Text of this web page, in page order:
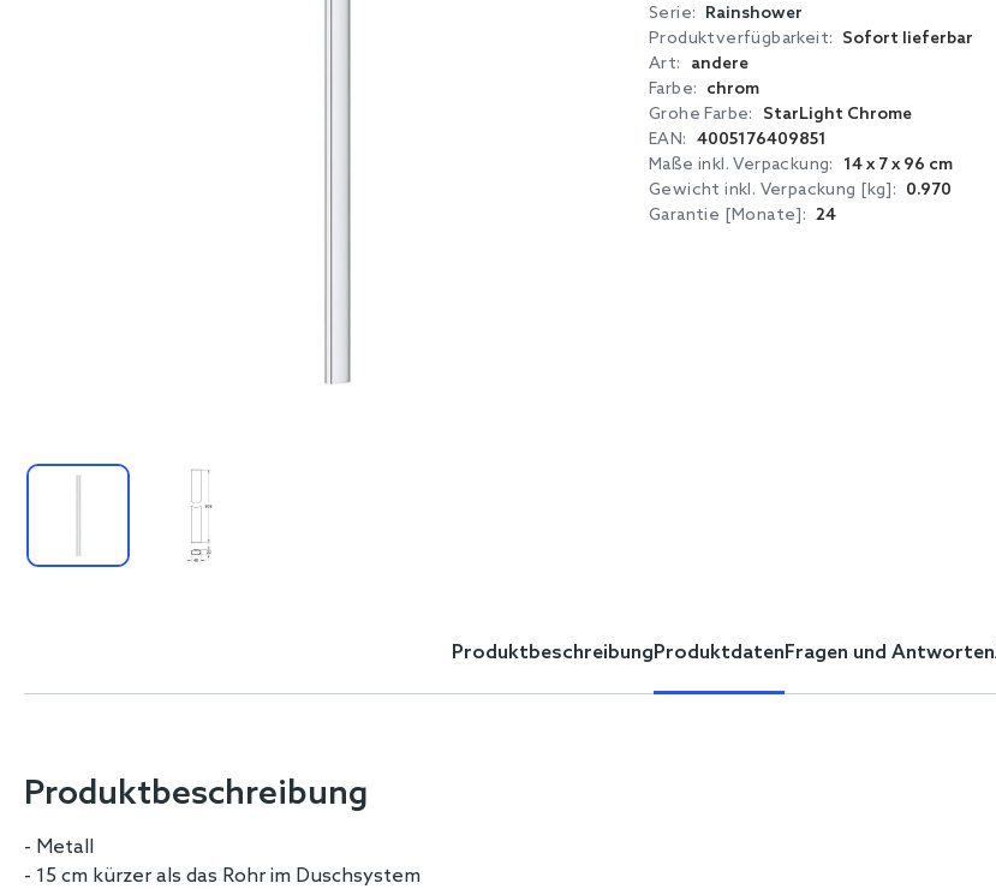
Serie: Rainshower
Produktverfügbarkeit: Sofort lieferbar
Art:
andere
Farbe: chrom
Grohe Farbe:
StarLight Chrome
EAN: 4005176409851
Maße inkl. Verpackung:
14 x 7 x 96 cm
Gewicht inkl. Verpackung [kg]: 0.970
Garantie [Monate]: 24
Produktbeschreibung Produktdaten Fragen und Antworten
Produktbeschreibung
- Metall
- 15 cm kürzer als das Rohr im Duschsystem